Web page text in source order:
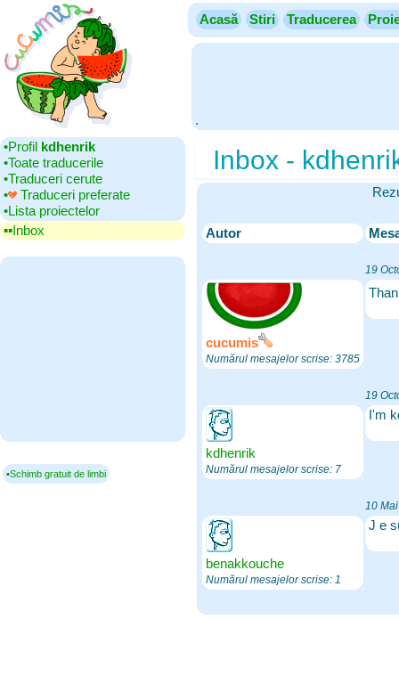
Acasă Stiri Traducerea
.
•‎Profil kdhenrik
•‎Toate traducerile
•‎Traduceri cerute
•‎
Traduceri preferate
•‎Lista proiectelor
▪▪‎Inbox
▪Schimb gratuit de limbi
Inbox -
Autor
19
cucumis
Numărul mesajelor scrise: 3785
19
kdhenrik
Numărul mesajelor scrise: 7
I'm
10
benakkouche
Numărul mesajelor scrise: 1
J e